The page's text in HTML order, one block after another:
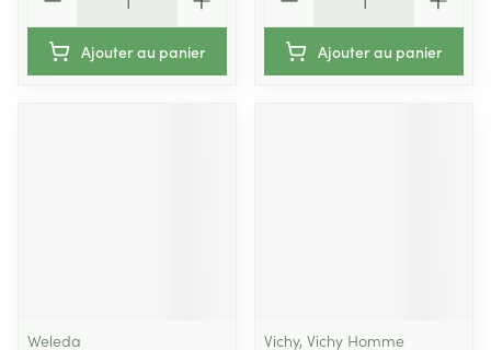
Ajouter au panier Ajouter au panier
Weleda Vichy, Vichy Homme